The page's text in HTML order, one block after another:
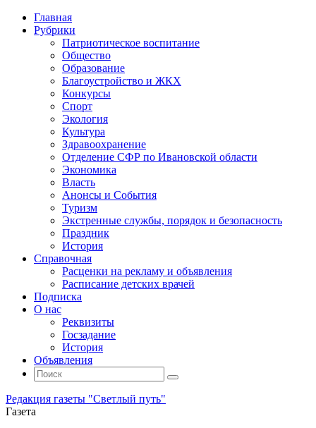
Главная
Рубрики
Патриотическое воспитание
Общество
Образование
Благоустройство и ЖКХ
Конкурсы
Спорт
Экология
Культура
Здравоохранение
Отделение СФР по Ивановской области
Экономика
Власть
Анонсы и События
Туризм
Экстренные службы, порядок и безопасность
Праздник
История
Справочная
Расценки на рекламу и объявления
Расписание детских врачей
Подписка
О нас
Реквизиты
Госзадание
История
Объявления
Поиск
Искать:
Поиск
Редакция газеты "Светлый путь"
Газета